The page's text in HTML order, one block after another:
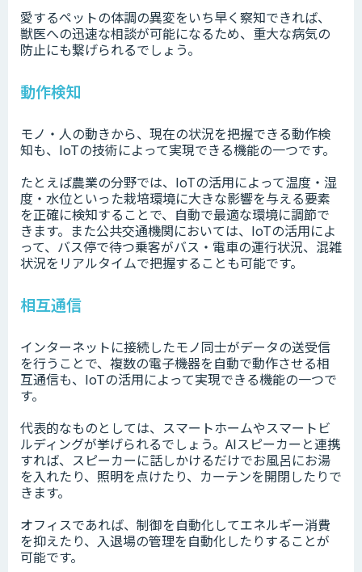
愛するペットの体調の異変をいち早く察知できれば、
獣医への迅速な相談が可能になるため、重大な病気の
防止にも繋げられるでしょう。
動作検知
モノ・人の動きから、現在の状況を把握できる動作検
知も、IoTの技術によって実現できる機能の一つです。
たとえば農業の分野では、IoTの活用によって温度・湿
度・水位といった栽培環境に大きな影響を与える要素
を正確に検知することで、自動で最適な環境に調節で
きます。また公共交通機関においては、IoTの活用によ
って、バス停で待つ乗客がバス・電車の運行状況、混雑
状況をリアルタイムで把握することも可能です。
相互通信
インターネットに接続したモノ同士がデータの送受信
を行うことで、複数の電子機器を自動で動作させる相
互通信も、IoTの活用によって実現できる機能の一つで
す。
代表的なものとしては、スマートホームやスマートビ
ルディングが挙げられるでしょう。AIスピーカーと連携
すれば、スピーカーに話しかけるだけでお風呂にお湯
を入れたり、照明を点けたり、カーテンを開閉したりで
きます。
オフィスであれば、制御を自動化してエネルギー消費
を抑えたり、入退場の管理を自動化したりすることが
可能です。